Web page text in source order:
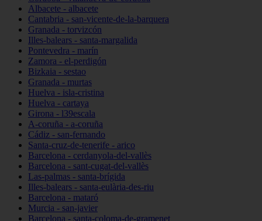
Albacete - albacete
Cantabria - san-vicente-de-la-barquera
Granada - torvizcón
Illes-balears - santa-margalida
Pontevedra - marín
Zamora - el-perdigón
Bizkaia - sestao
Granada - murtas
Huelva - isla-cristina
Huelva - cartaya
Girona - l39escala
A-coruña - a-coruña
Cádiz - san-fernando
Santa-cruz-de-tenerife - arico
Barcelona - cerdanyola-del-vallès
Barcelona - sant-cugat-del-vallès
Las-palmas - santa-brígida
Illes-balears - santa-eulària-des-riu
Barcelona - mataró
Murcia - san-javier
Barcelona - santa-coloma-de-gramenet